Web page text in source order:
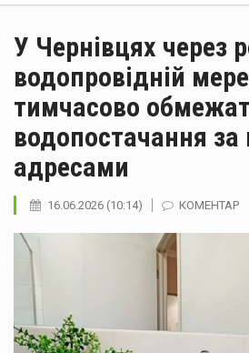
У Чернівцях через
водопровідній
тимчасово
водопостачання за
адресами
16.06.2026 (10:14) КОМЕНТАР